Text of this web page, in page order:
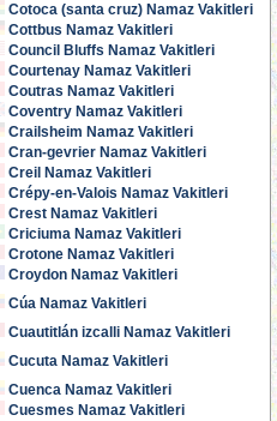
Cotoca (santa cruz) Namaz Vakitleri
Cottbus Namaz Vakitleri
Council Bluffs Namaz Vakitleri
Courtenay Namaz Vakitleri
Coutras Namaz Vakitleri
Coventry Namaz Vakitleri
Crailsheim Namaz Vakitleri
Cran-gevrier Namaz Vakitleri
Creil Namaz Vakitleri
Crépy-en-Valois Namaz Vakitleri
Crest Namaz Vakitleri
Criciuma Namaz Vakitleri
Crotone Namaz Vakitleri
Croydon Namaz Vakitleri
Cúa Namaz Vakitleri
Cuautitlán izcalli Namaz Vakitleri
Cucuta Namaz Vakitleri
Cuenca Namaz Vakitleri
Cuesmes Namaz Vakitleri